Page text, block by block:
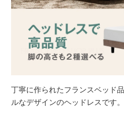
丁寧に作られたフランスベッド
ルなデザインのヘッドレスです。